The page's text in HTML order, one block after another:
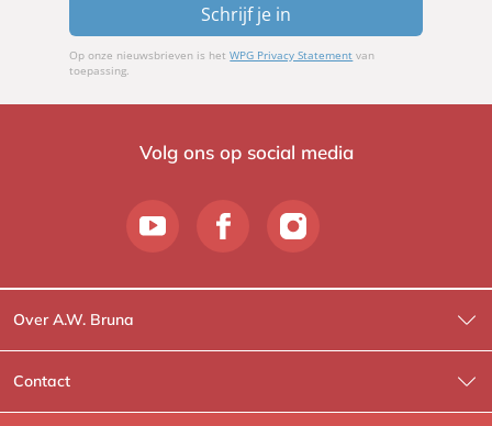
Schrijf je in
Op onze nieuwsbrieven is hetWPG Privacy Statement van
toepassing.
Volg ons op social media
Over A.W. Bruna
Wat wij doen
Wie is Wie?
Contact
Contactinformatie